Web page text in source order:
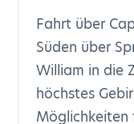
Fahrt über
Süden über
William in die
höchstes
Möglichkeiten